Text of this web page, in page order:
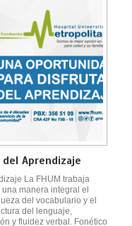
Aprendizaje
La FHUM trabaja
manera integral el
del vocabulario y el
del lenguaje,
y fluidez verbal. Fonético